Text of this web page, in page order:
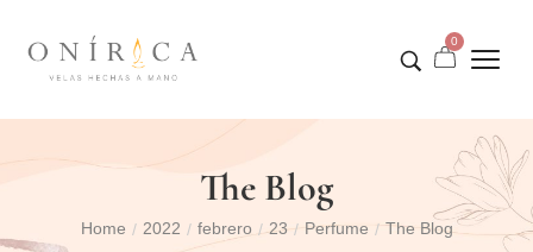
0
The Blog
Home / 2022 / febrero / 23 / Perfume / The Blog